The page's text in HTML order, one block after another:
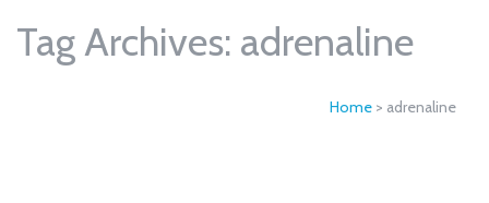
Tag Archives: adrenaline
Home > adrenaline